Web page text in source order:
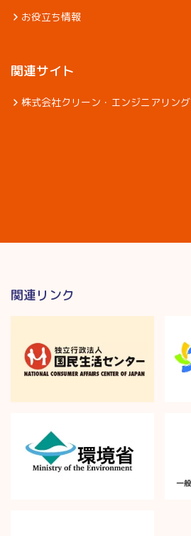
お役立ち情報
関連サイト
株式会社クリーン・エンジニアリング
関連リンク